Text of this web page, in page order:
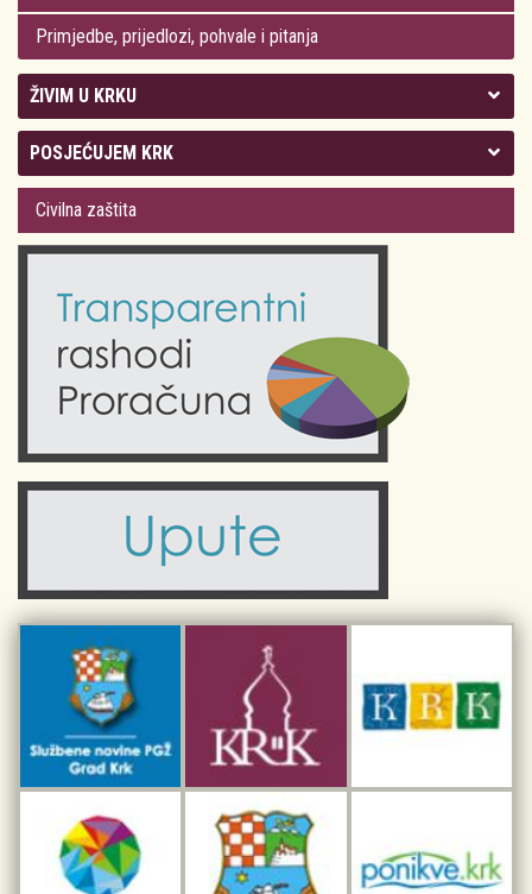
Primjedbe, prijedlozi, pohvale i pitanja
ŽIVIM U KRKU
Kolegij gradonačelnika
Gradsko vijeće
Odluke Grada Krka (Službene novine PGŽ)
Obrazovanje
Komunalne usluge
Civilni sektor (arhiva udruga)
Sport i rekreacija
POSJEĆUJEM KRK
Plan Grada Krka
Krk 360° VR panorama
Krk uživo
Fotogalerije
Kalendar događanja
Turistička zajednica otoka Krka
Kulturno-turistička ruta Putovima Frankopana
Dar iz Krka
Interpretacijski centar pomorske baštine
Civilna zaštita